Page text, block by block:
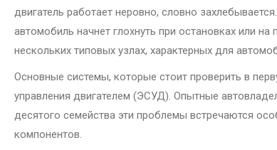
двигатель работает неровно, словно
автомобиль начнет глохнуть при остановках или
нескольких типовых узлах, характерных для
Основные системы, которые стоит проверить в
управления двигателем (ЭСУД). Опытные
десятого семейства эти проблемы встречаются
компонентов.